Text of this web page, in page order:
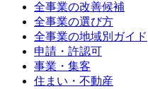
全事業の改善候補
全事業の選び方
全事業の地域別ガイド
申請・許認可
事業・集客
住まい・不動産